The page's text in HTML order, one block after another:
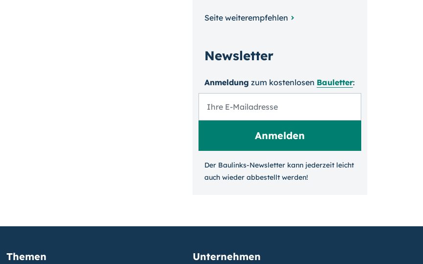
Seite weiterempfehlen
Newsletter
Anmeldung zum kosten­losen Bauletter:
Der Baulinks-Newsletter kann jeder­zeit leicht
auch wieder ab­bestellt werden!
Themen Unternehmen